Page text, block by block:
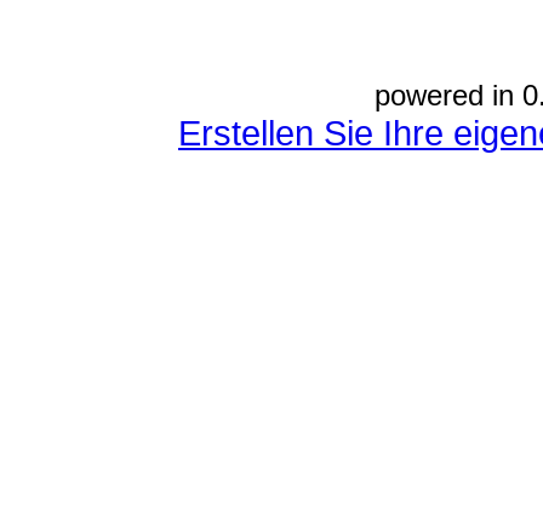
powered in
Erstellen Sie Ihre